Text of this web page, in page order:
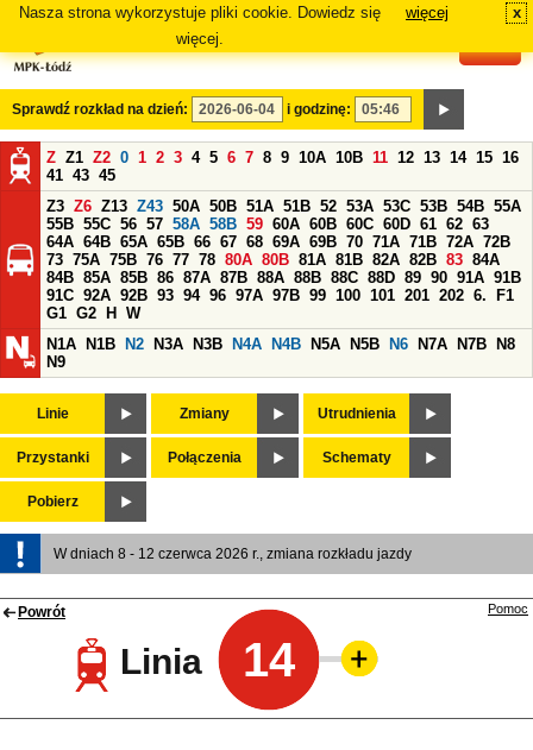
Nasza strona wykorzystuje pliki cookie. Dowiedz się
więcej.
więcej x
Sprawdź rozkład na dzień: i godzinę:
Z Z1 Z2 0 1 2 3 4 5 6 7 8 9 10A 10B 11 12 13 14 15 16
41 43 45
Z3 Z6 Z13 Z43 50A 50B 51A 51B 52 53A 53C 53B 54B 55A
55B 55C 56 57 58A 58B 59 60A 60B 60C 60D 61 62 63
64A 64B 65A 65B 66 67 68 69A 69B 70 71A 71B 72A 72B
73 75A 75B 76 77 78 80A 80B 81A 81B 82A 82B 83 84A
84B 85A 85B 86 87A 87B 88A 88B 88C 88D 89 90 91A 91B
91C 92A 92B 93 94 96 97A 97B 99 100 101 201 202 6.
F1
G1 G2 H
W
N1A
N1B N2 N3A N3B N4A N4B N5A N5B N6 N7A N7B
N8
N9
Linie Zmiany Utrudnienia
Przystanki Połączenia Schematy
Pobierz
W dniach 8 - 12 czerwca 2026 r., zmiana rozkładu jazdy
Powrót
Linia 14
Pomoc